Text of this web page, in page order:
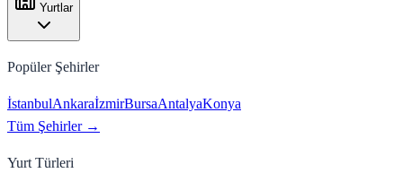
Yurtlar
Popüler Şehirler
İstanbulAnkaraİzmirBursaAntalyaKonya
Tüm Şehirler →
Yurt Türleri